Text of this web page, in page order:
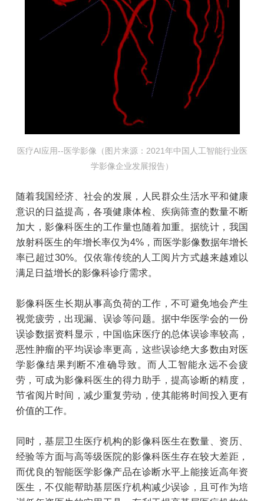
医疗AI应用--医学影像（图片来源：2021年中国人工智能行业医
学影像企业发展报告）
随着我国经济、社会的发展，人民群众生活水平和健康
意识的日益提高，各项健康体检、疾病筛查的数量不断
加大，影像科医生的工作量也随着加重。据统计，我国
放射科医生的年增长率仅为4%，而医学影像数据年增长
率已超过30%。仅依靠传统的人工阅片方式越来越难以
满足日益增长的影像科诊疗需求。
影像科医生长期从事高负荷的工作，不可避免地会产生
视觉疲劳，出现漏、误诊等问题。据中华医学会的一份
误诊数据资料显示，中国临床医疗的总体误诊率较高，
恶性肿瘤的平均误诊率更高，这些误诊绝大多数由对医
学影像结果判断不准确导致。而人工智能永远不会疲
劳，可成为影像科医生的得力助手，提高诊断的精度，
节省阅片时间，减少重复劳动，使其能将时间投入更有
价值的工作。
同时，基层卫生医疗机构的影像科医生在数量、资历、
经验等方面与高等级医院的影像科医生存在较大差距，
而优良的智能医学影像产品在诊断水平上能接近高年资
医生，不仅能帮助基层医疗机构减少误诊，且可作为培